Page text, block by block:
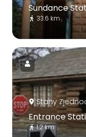
Sundance
33.6 km
Stany
Entrance
1.2 km